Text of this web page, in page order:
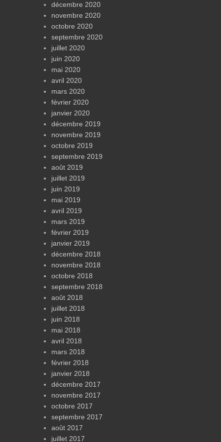
décembre 2020
novembre 2020
octobre 2020
septembre 2020
juillet 2020
juin 2020
mai 2020
avril 2020
mars 2020
février 2020
janvier 2020
décembre 2019
novembre 2019
octobre 2019
septembre 2019
août 2019
juillet 2019
juin 2019
mai 2019
avril 2019
mars 2019
février 2019
janvier 2019
décembre 2018
novembre 2018
octobre 2018
septembre 2018
août 2018
juillet 2018
juin 2018
mai 2018
avril 2018
mars 2018
février 2018
janvier 2018
décembre 2017
novembre 2017
octobre 2017
septembre 2017
août 2017
juillet 2017